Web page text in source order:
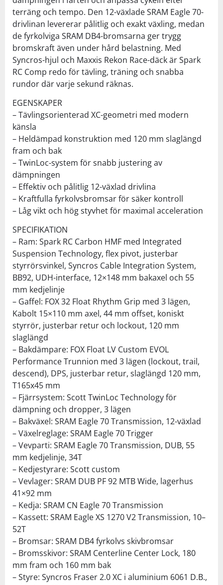
terräng och tempo. Den 12-växlade SRAM Eagle 70-
drivlinan levererar pålitlig och exakt växling, medan
de fyrkolviga SRAM DB4-bromsarna ger trygg
bromskraft även under hård belastning. Med
Syncros-hjul och Maxxis Rekon Race-däck är Spark
RC Comp redo för tävling, träning och snabba
rundor där varje sekund räknas.
EGENSKAPER
– Tävlingsorienterad XC-geometri med modern
känsla
– Heldämpad konstruktion med 120 mm slaglängd
fram och bak
– TwinLoc-system för snabb justering av
dämpningen
– Effektiv och pålitlig 12-växlad drivlina
– Kraftfulla fyrkolvsbromsar för säker kontroll
– Låg vikt och hög styvhet för maximal acceleration
SPECIFIKATION
– Ram: Spark RC Carbon HMF med Integrated
Suspension Technology, flex pivot, justerbar
styrrörsvinkel, Syncros Cable Integration System,
BB92, UDH-interface, 12×148 mm bakaxel och 55
mm kedjelinje
– Gaffel: FOX 32 Float Rhythm Grip med 3 lägen,
Kabolt 15×110 mm axel, 44 mm offset, koniskt
styrrör, justerbar retur och lockout, 120 mm
slaglängd
– Bakdämpare: FOX Float LV Custom EVOL
Performance Trunnion med 3 lägen (lockout, trail,
descend), DPS, justerbar retur, slaglängd 120 mm,
T165x45 mm
– Fjärrsystem: Scott TwinLoc Technology för
dämpning och dropper, 3 lägen
– Bakväxel: SRAM Eagle 70 Transmission, 12-växlad
– Växelreglage: SRAM Eagle 70 Trigger
– Vevparti: SRAM Eagle 70 Transmission, DUB, 55
mm kedjelinje, 34T
– Kedjestyrare: Scott custom
– Vevlager: SRAM DUB PF 92 MTB Wide, lagerhus
41×92 mm
– Kedja: SRAM CN Eagle 70 Transmission
– Kassett: SRAM Eagle XS 1270 V2 Transmission, 10–
52T
– Bromsar: SRAM DB4 fyrkolvs skivbromsar
– Bromsskivor: SRAM Centerline Center Lock, 180
mm fram och 160 mm bak
– Styre: Syncros Fraser 2.0 XC i aluminium 6061 D.B.,